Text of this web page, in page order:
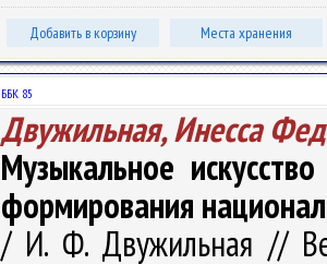
Добавить в корзину Места хранения
ББК 85
Двужильная, Инесса
Музыкальное
формирования
/ И. Ф. Двужильная //